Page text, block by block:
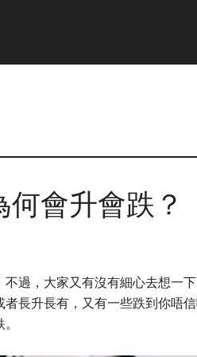
會升會跌？
過，大家又有沒有細心去想一
長升長有，又有一些跌到你唔